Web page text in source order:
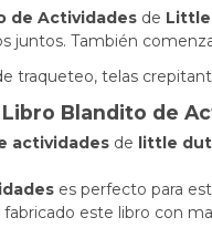
de Actividades de
juntos. También
traqueteo, telas
Blandito de
actividades de little
es perfecto para
fabricado este libro con